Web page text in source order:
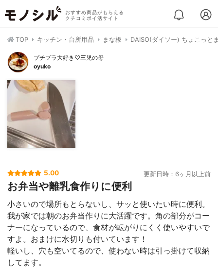
おすすめ商品がもらえる
クチコミポイ活サイト
TOP キッチン・台所用品 まな板 DAISO(ダイソー) ちょこっと
プチプラ大好き♡三児の母
oyuko
5.00 更新日時：6ヶ月以上前
お弁当や離乳食作りに便利
小さいので場所もとらないし、サッと使いたい時に便利。
我が家では朝のお弁当作りに大活躍です。角の部分がコー
ナーになっているので、食材が転がりにくく使いやすいで
すよ。おまけに水切りも付いています！
軽いし、穴も空いてるので、使わない時は引っ掛けて収納
してます。